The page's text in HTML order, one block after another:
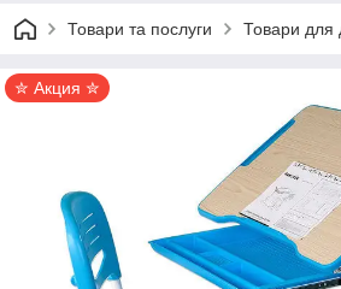
Товари та послуги Товари для
✮ Акция ✮